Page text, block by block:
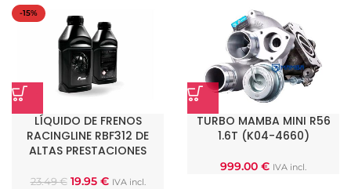
-15%
LÍQUIDO DE FRENOS
RACINGLINE RBF312 DE
ALTAS PRESTACIONES
23.49€ 19.95 € IVA incl.
TURBO MAMBA MINI R56
1.6T (K04-4660)
999.00 € IVA incl.